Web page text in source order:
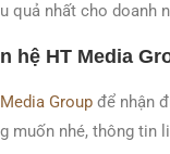
quả nhất cho doanh
hệ HT Media
Group để nhận
muốn nhé, thông tin